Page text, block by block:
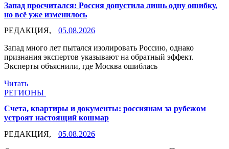
Запад просчитался: Россия допустила лишь одну ошибку,
но всё уже изменилось
РЕДАКЦИЯ,
05.08.2026
Запад много лет пытался изолировать Россию, однако
признания экспертов указывают на обратный эффект.
Эксперты объяснили, где Москва ошиблась
Читать
РЕГИОНЫ
Счета, квартиры и документы: россиянам за рубежом
устроят настоящий кошмар
РЕДАКЦИЯ,
05.08.2026